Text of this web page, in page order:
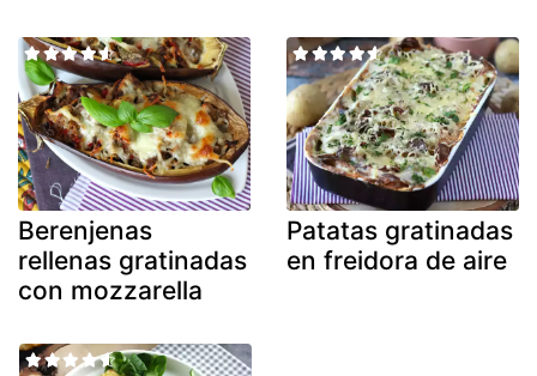
Berenjenas
rellenas gratinadas
con mozzarella
Patatas gratinadas
en freidora de aire